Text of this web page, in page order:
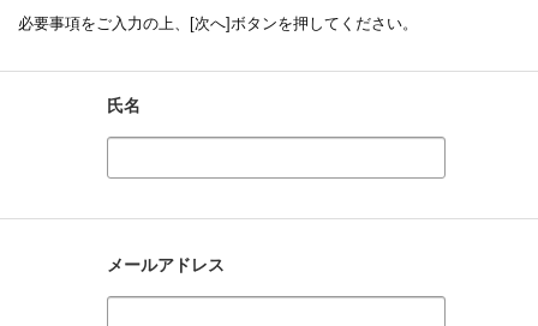
必要事項をご入力の上、[次へ]ボタンを押してください。
氏名
メールアドレス